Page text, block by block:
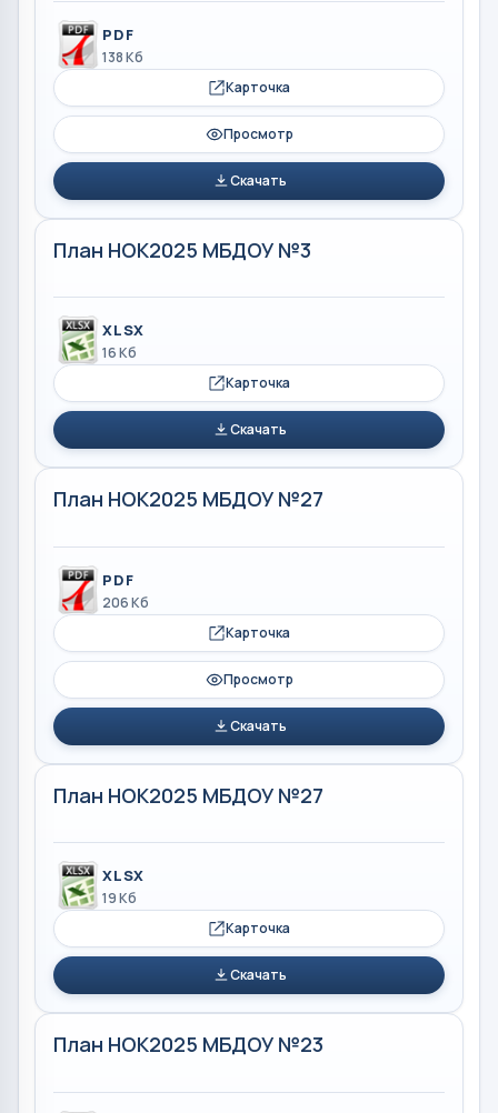
PDF
138 Кб
Карточка
Просмотр
Скачать
План НОК2025 МБДОУ №3
XLSX
16 Кб
Карточка
Скачать
План НОК2025 МБДОУ №27
PDF
206 Кб
Карточка
Просмотр
Скачать
План НОК2025 МБДОУ №27
XLSX
19 Кб
Карточка
Скачать
План НОК2025 МБДОУ №23